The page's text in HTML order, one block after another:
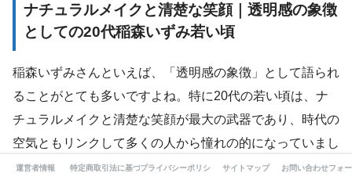
ナチュラルメイクと清楚な笑顔｜透明感の象徴
としての20代稲森いずみ若い頃
稲森いずみさんといえば、「透明感の象徴」として語られ
ることがとても多いですよね。特に20代の若い頃は、ナ
チュラルメイクと清楚な笑顔が最大の武器であり、時代の
空気ともリンクして多くの人から憧れの的になっていまし
た。ここでは、その背景や具体的なスタイル、時代のトレ
運営者情報 特定商取引法に基づく表記プライバシーポリシー サイトマップ お問い合わせフォ